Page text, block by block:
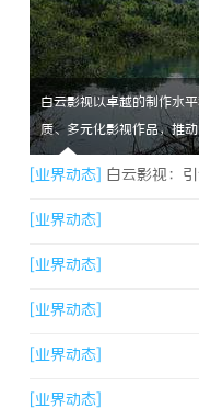
白云影视以卓越的制作水
质、多元化影视作品，推动
[业界动态] 白云影视：
锋力量
[业界动态]
[业界动态]
[业界动态]
[业界动态]
[业界动态]